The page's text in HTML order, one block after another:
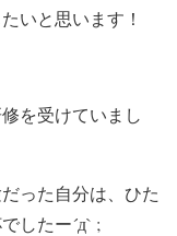
いと思います！
を受けていまし
った自分は、ひた
したー´д` ;